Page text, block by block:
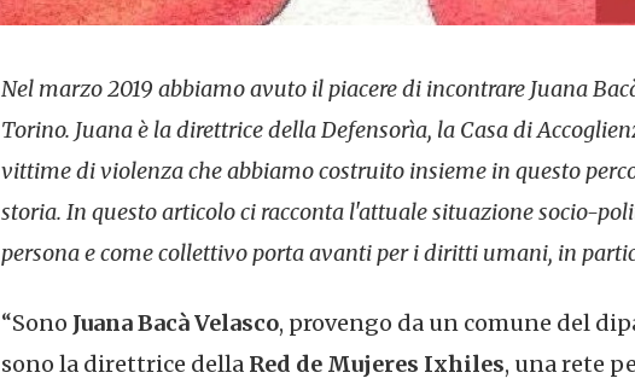
Nel marzo 2019 abbiamo avuto il piacere di incontrare Juana
Torino. Juana è la direttrice della Defensorìa, la Casa di
vittime di violenza che abbiamo costruito insieme in questo
storia. In questo articolo ci racconta l'attuale situazione socio-
persona e come collettivo porta avanti per i diritti umani, in
“Sono Juana Bacà Velasco, provengo da un comune del
sono la direttrice della Red de Mujeres Ixhiles, una rete